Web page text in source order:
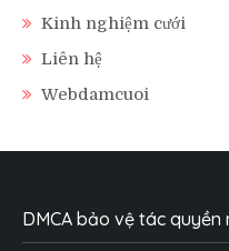
Kinh nghiệm cưới
Liên hệ
Webdamcuoi
DMCA bảo vệ tác quyền